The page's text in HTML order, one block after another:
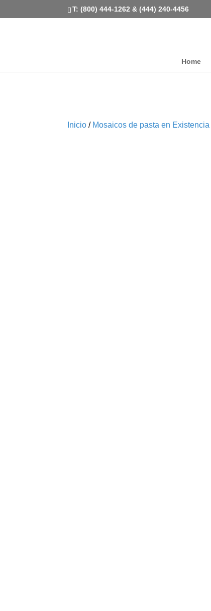
T: (800) 444-1262 & (444) 240-4456
Home
Inicio / Mosaicos de pasta en Existencia